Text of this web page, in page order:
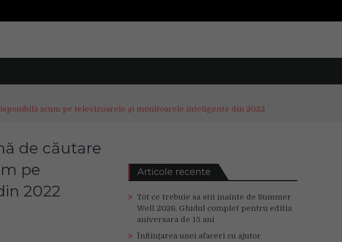
acum pe televizoarele și monitoarele inteligente din 2022
de căutare
pe
2022
Articole recente
Tot ce trebuie sa stii inainte de Summer
Well 2026. Ghidul complet pentru editia
aniversara de 15 ani
Înființarea unei afaceri cu ajutor